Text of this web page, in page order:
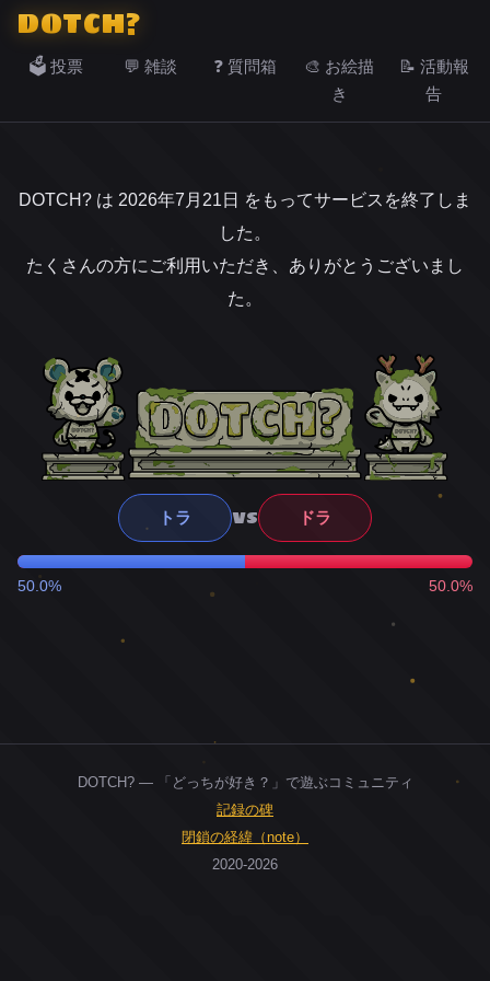
DOTCH?
🗳️ 投票 💬 雑談 ❓ 質問箱
🎨 お絵描
き
📝 活動報
告
DOTCH? は 2026年7月21日 をもってサービスを終了しま
した。
たくさんの方にご利用いただき、ありがとうございまし
た。
トラ VS ドラ
50.0% 50.0%
DOTCH? — 「どっちが好き？」で遊ぶコミュニティ
記録の碑
閉鎖の経緯（note）
2020-2026